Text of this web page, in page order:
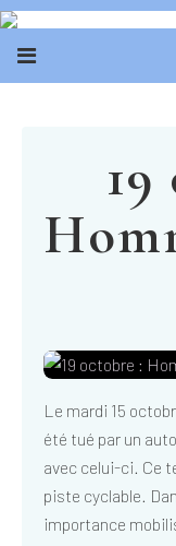
Le mardi 15
été tué par un
avec celui-ci. Ce
piste cyclable.
importance